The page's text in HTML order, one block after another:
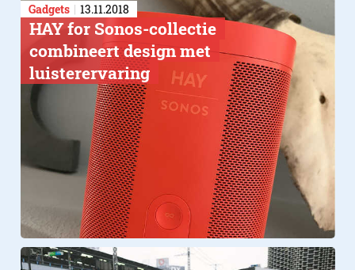
Gadgets 13.11.2018
HAY for Sonos-collectie
combineert design​ met
luisterervaring​